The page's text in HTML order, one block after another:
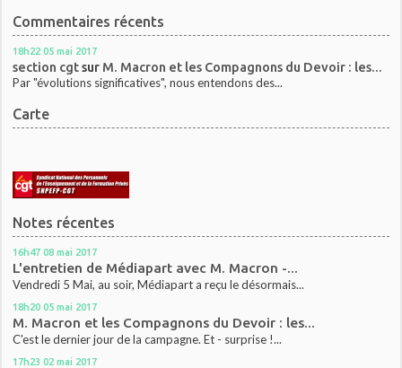
Commentaires récents
18h22 05 mai 2017
section cgtsur M. Macron et les Compagnons du Devoir : les...
Par "évolutions significatives", nous entendons des...
Carte
Notes récentes
16h47 08 mai 2017
L'entretien de Médiapart avec M. Macron -...
Vendredi 5 Mai, au soir, Médiapart a reçu le désormais...
18h20 05 mai 2017
M. Macron et les Compagnons du Devoir : les...
C'est le dernier jour de la campagne. Et - surprise !...
17h23 02 mai 2017